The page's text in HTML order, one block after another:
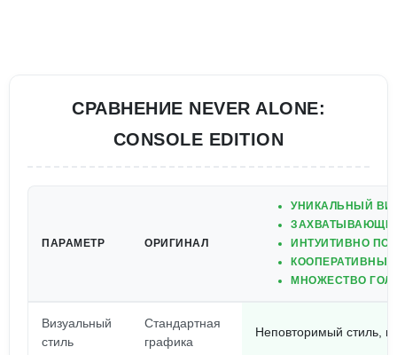
СРАВНЕНИЕ NEVER ALONE:
CONSOLE EDITION
ПАРАМЕТР ОРИГИНАЛ
УНИКАЛЬНЫЙ
ИНТУИТИВНО
МНОЖЕСТВО
Визуальный
стиль
Стандартная
графика
Неповторимый стиль,